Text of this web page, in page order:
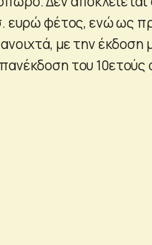
ευρώ φέτος, ενώ ως
ανοιχτά, με την έκδοση
του 10ετούς